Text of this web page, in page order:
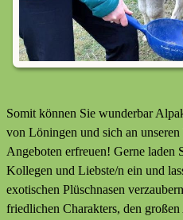
Somit können Sie wunderbar
von Löningen und sich an
Angeboten erfreuen! Gerne laden
Kollegen und Liebste/n ein und
exotischen Plüschnasen
friedlichen Charakters, den